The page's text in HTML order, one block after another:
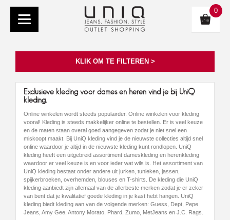
0
KLIK OM TE FILTEREN >
Exclusieve kleding voor dames en heren vind je bij UniQ
kleding.
Online winkelen wordt steeds populairder. Online winkelen voor kleding
vooral! Kleding is steeds makkelijker online te bestellen. Er is veel keuze
en de maten staan overal goed aangegeven zodat je niet snel een
miskoopt maakt. Bij UniQ kleding vind je de nieuwste collecties altijd snel
online waardoor je altijd in de nieuwste kleding kunt rondlopen. UniQ
kleding heeft een uitgebreid assortiment dameskleding en herenkleding
waardoor er veel keuze is en voor ieder wat wils is. Het assortiment van
UniQ kleding bestaat onder andere uit jurken, tunieken, jassen,
spijkerbroeken, overhemden, blouses en T-shirts. De kleding die UniQ
kleding aanbiedt zijn allemaal van de allerbeste merken zodat je er zeker
van bent dat je kwalitatief goede kleding in je kast hebt hangen. UniQ
kleding biedt kleding aan van de volgende merken: Guess, Dept, Pepe
Jeans, Amy Gee, Antony Morato, Phard, Zumo, MetJeans en J.C. Rags.